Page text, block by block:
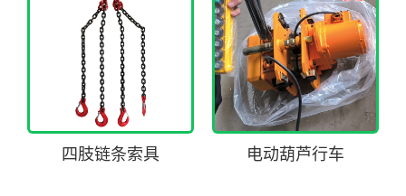
四肢链条索具 电动葫芦行车